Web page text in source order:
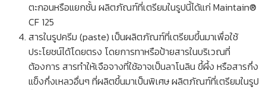
ตะกอนหรือแยกชั้น ผลิตภัณฑ์ที่เตรียมในรูปนี้ได้แก่ Maintain®
CF 125
สารในรูปครีม (paste) เป็นผลิตภัณฑ์ที่เตรียมขึ้นมาเพื่อใช้
ประโยชน์ได้โดยตรง โดยการทาหรือป้ายสารในบริเวณที่
ต้องการ สารทำให้เจือจางที่ใช้อาจเป็นลาโนลิน ขึ้ผึ้ง หรือสารกึ่ง
แข็งกึ่งเหลวอื่นๆ ที่ผลิตขึ้นมาเป็นพิเศษ ผลิตภัณฑ์ที่เตรียมในรูป